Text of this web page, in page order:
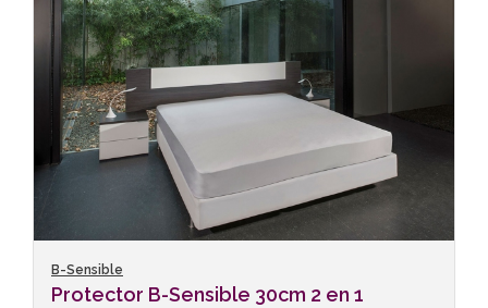
B-Sensible
Protector B-Sensible 30cm 2 en 1